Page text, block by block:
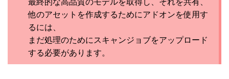
最終的な高品質のモデルを取得し、それを共有、
他のアセットを作成するためにアドオンを使用す
るには、
まだ処理のためにスキャンジョブをアップロード
する必要があります。